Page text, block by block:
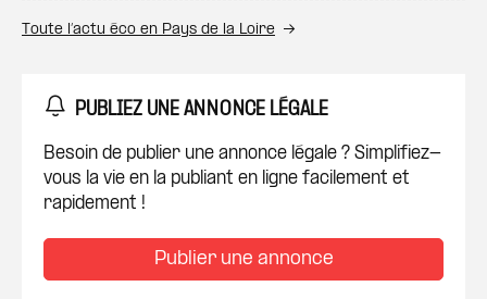
Toute l’actu éco en Pays de la Loire
PUBLIEZ UNE ANNONCE LÉGALE
Besoin de publier une annonce légale ? Simplifiez-
vous la vie en la publiant en ligne facilement et
rapidement !
Publier une annonce